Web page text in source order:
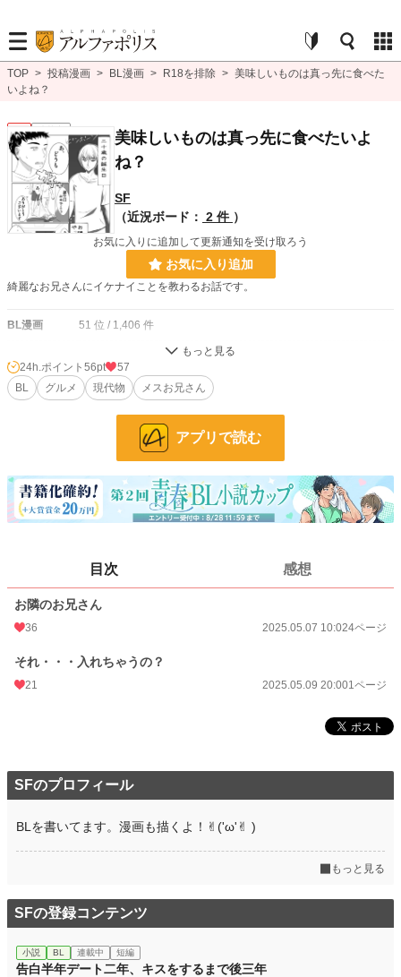
TOP > 投稿漫画 > BL漫画 > R18を排除 > 美味しいものは真っ先に食べた
いよね？
BL 連載中
美味しいものは真っ先に食べたいよ
ね？
SF
（近況ボード： 2 件 ）
お気に入りに追加して更新通知を受け取ろう
お気に入り追加
綺麗なお兄さんにイケナイことを教わるお話です。
BL漫画 51 位 / 1,406 件
お気に入り 3
更新日時 2025.05.09 20:00
初回公開日時 2025.05.07 10:02
0 pt (1,406 位)
年間ポイント 588 pt (775 位)
24h.ポイント 56pt
57
BL
グルメ 現代物 メスお兄さん
アプリで読む
目次 感想
お隣のお兄さん
36 2025.05.07 10:024ページ
それ・・・入れちゃうの？
21 2025.05.09 20:001ページ
SFのプロフィール
BLを書いてます。漫画も描くよ！✌︎('ω'✌︎ )
もっと見る
SFの登録コンテンツ
小説 BL 連載中 短編
告白半年デート二年、キスをするまで後三年